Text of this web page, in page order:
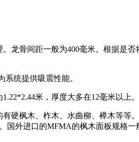
龙骨间距一般为400毫米。根据是
统提供吸震性能。
米，厚度大多在12毫米以上。
硬枫木、柞木、水曲柳、榉木等
外进口的MFMA的枫木面板规格